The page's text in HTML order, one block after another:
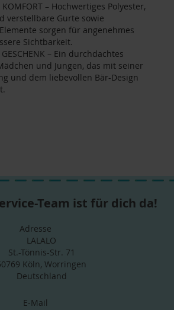
KOMFORT – Hochwertiges Polyester,
verstellbare Gurte sowie
sorgen für angenehmes
Sichtbarkeit.
GESCHENK – Ein durchdachtes
und Jungen, das mit seiner
und dem liebevollen Bär-Design
Team ist für dich da!
Adresse
LALALO
St.-Tönnis-Str. 71
Köln, Worringen
Deutschland
E-Mail